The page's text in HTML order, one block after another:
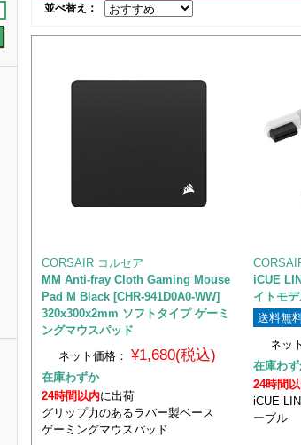
並べ替え：
CORSAIR コルセア
MM Anti-fray Cloth Gaming Mouse
Pad M Black [CHR-941D0A0-WW]
320x300x2mm ソフトタイプ ゲーミ
ングマウスパッド
ネット価格： ¥1,680(税込)
在庫わずか
24時間以内に出荷
グリップ力のあるラバー製ベース
ゲーミングマウスパッド
iCUE
イトモ
送料無
ネッ
在庫わ
24時間
iCUE
ーブル